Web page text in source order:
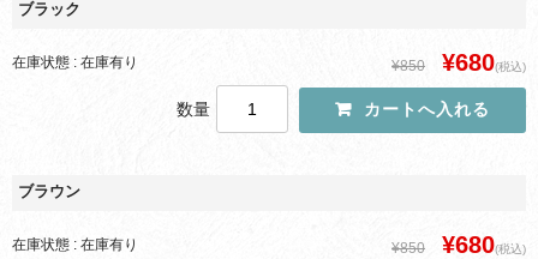
ブラック
在庫状態 : 在庫有り ¥850 ¥680(税込)
数量
ブラウン
在庫状態 : 在庫有り ¥850 ¥680(税込)